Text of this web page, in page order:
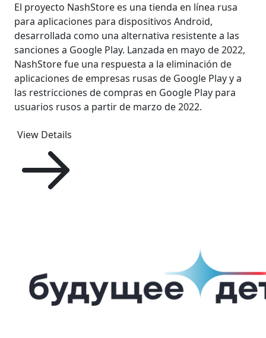
El proyecto NashStore es una tienda en línea rusa
para aplicaciones para dispositivos Android,
desarrollada como una alternativa resistente a las
sanciones a Google Play. Lanzada en mayo de 2022,
NashStore fue una respuesta a la eliminación de
aplicaciones de empresas rusas de Google Play y a
las restricciones de compras en Google Play para
usuarios rusos a partir de marzo de 2022.
View Details